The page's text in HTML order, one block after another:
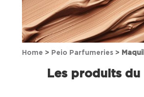
Home > Peio Parfumeries>
Les produits du